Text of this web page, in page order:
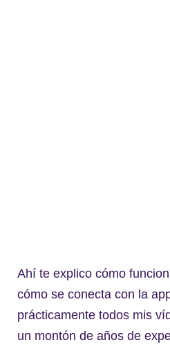
Ahí te explico cómo
cómo se conecta con la
prácticamente todos mis
un montón de años de